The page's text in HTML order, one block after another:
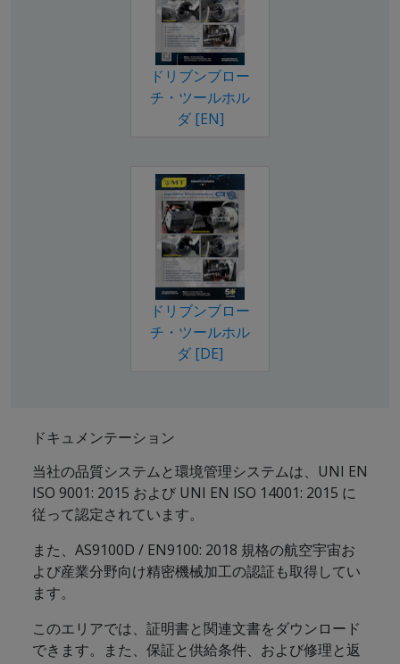
ドリブンブロー
チ・ツールホル
ダ [EN]
ドリブンブロー
チ・ツールホル
ダ [DE]
ドキュメンテーション
当社の品質システムと環境管理システムは、UNI EN
ISO 9001: 2015 および UNI EN ISO 14001: 2015 に
従って認定されています。
また、AS9100D / EN9100: 2018 規格の航空宇宙お
よび産業分野向け精密機械加工の認証も取得してい
ます。
このエリアでは、証明書と関連文書をダウンロード
できます。また、保証と供給条件、および修理と返